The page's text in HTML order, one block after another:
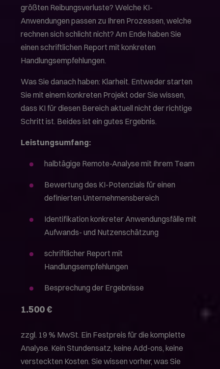
größten Reibungsverluste? Welche KI-
Anwendungen passen zu Ihren Prozessen, welche
rechnen sich schlicht nicht? Am Ende haben Sie
einen schriftlichen Report mit konkreten
Handlungsempfehlungen.
Was Sie danach haben: Klarheit. Entweder starten
Sie mit einem konkreten Projekt oder Sie wissen,
dass KI für diesen Bereich aktuell nicht der richtige
Schritt ist. Beides ist ein gutes Ergebnis.
Leistungsumfang:
halbtägige Remote-Analyse mit Ihrem Team
Bewertung des KI-Potenzials für einen
definierten Unternehmensbereich
Identifikation konkreter Anwendungsfälle mit
Aufwands- und Nutzenschätzung
schriftlicher Report mit
Handlungsempfehlungen
Besprechung der Ergebnisse
1.500 €
zzgl. 19 % MwSt. Ein Festpreis für die komplette
Analyse. Kein Stundensatz, keine Add-ons, keine
versteckten Kosten. Sie wissen vorher, was Sie